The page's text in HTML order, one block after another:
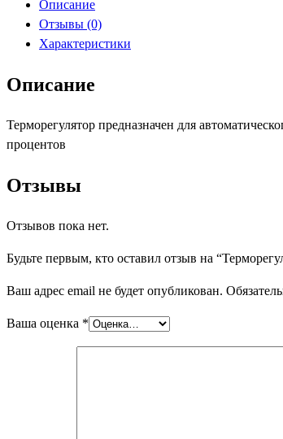
Описание
Отзывы (0)
Характеристики
Описание
Терморегулятор предназначен для
процентов
Отзывы
Отзывов пока нет.
Будьте первым, кто оставил отзыв на
Ваш адрес email не будет опубликован.
Ваша оценка *